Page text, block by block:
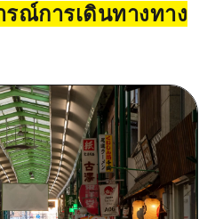
ณ์การเดินทางทาง